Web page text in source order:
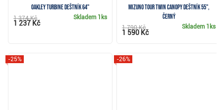
Oakley Turbine deštník 64"
Skladem 1ks
1 374 Kč
1 237 Kč
Mizuno Tour Twin Canopy deštník 55",
černý
Skladem 1ks
1 790 Kč
1 590 Kč
-25% -26%